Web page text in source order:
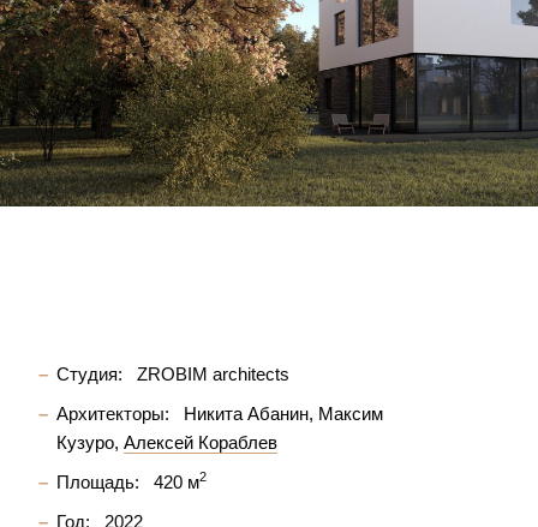
Студия:
ZROBIM architects
Архитекторы:
Никита Абанин Максим
Кузуро Алексей Кораблев
Площадь:
420 м2
Год:
2022